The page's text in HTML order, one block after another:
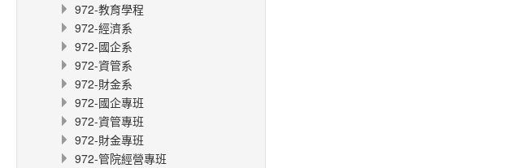
972-教育學程
972-經濟系
972-國企系
972-資管系
972-財金系
972-國企專班
972-資管專班
972-財金專班
972-管院經營專班